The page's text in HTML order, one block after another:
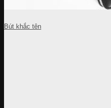
Bút khắc tên